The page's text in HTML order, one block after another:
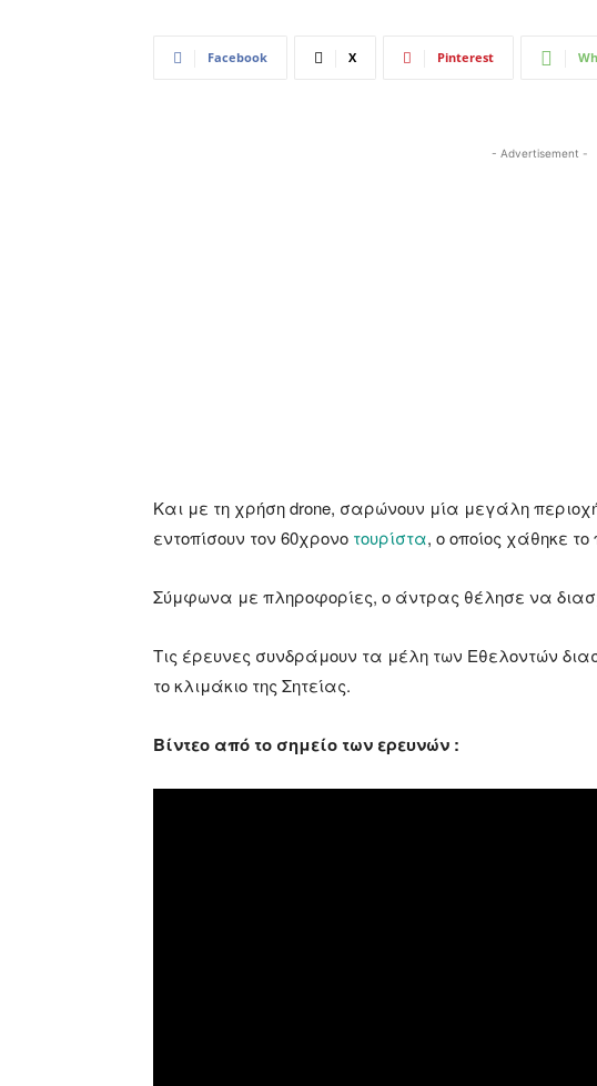
Facebook X Pinterest
- Advertisement -
Και με τη χρήση drone, σαρώνουν μία μεγάλη
εντοπίσουν τον 60χρονο τουρίστα, ο οποίος χάθηκε
Σύμφωνα με πληροφορίες, ο άντρας θέλησε να
Τις έρευνες συνδράμουν τα μέλη των Εθελοντών
το κλιμάκιο της Σητείας.
Βίντεο από το σημείο των ερευνών :